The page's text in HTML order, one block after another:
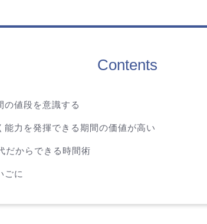
Contents
の値段を意識する
能力を発揮できる期間の価値が高い
だからできる時間術
ごに